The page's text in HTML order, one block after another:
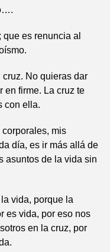
es renuncia al
cruz. No quieras dar
en firme. La cruz te
con ella.
corporales, mis
día, es ir más allá de
asuntos de la vida sin
vida, porque la
es vida, por eso nos
en la cruz, por